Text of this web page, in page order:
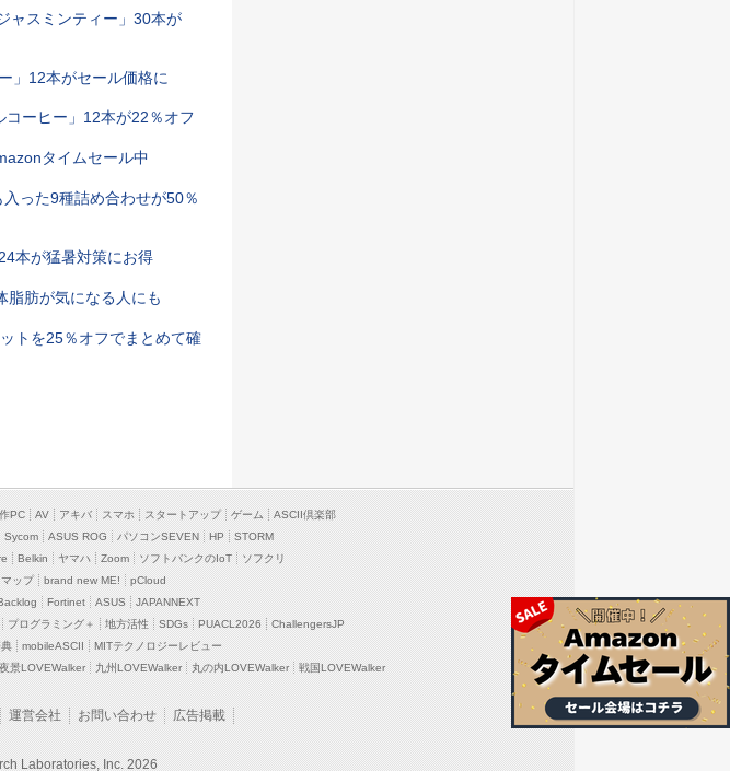
ャスミンティー」30本が
」12本がセール価格に
ーヒー」12本が22％オフ
タイムセール中
った9種詰め合わせが50％
本が猛暑対策にお得
脂肪が気になる人にも
トを25％オフでまとめて確
PC AV アキバ スマホ スタートアップ ゲーム
ASCII倶楽部
Sycom ASUS ROG パソコンSEVEN HP
STORM
Belkin ヤマハ Zoom ソフトバンクのIoT
ソフクリ
ップ brand new ME!
pCloud
Fortinet ASUS
JAPANNEXT
プログラミング＋ 地方活性 SDGs PUACL2026
ChallengersJP
mobileASCII
MITテクノロジーレビュー
夜景LOVEWalker 九州LOVEWalker 丸の内LOVEWalker 戦国LOVEWalker
運営会社 お問い合わせ 広告掲載
Laboratories, Inc. 2026